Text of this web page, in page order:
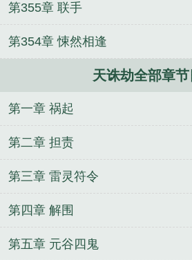
第355章 联手
第354章 悚然相逢
天诛劫全部章
第一章 祸起
第二章 担责
第三章 雷灵符令
第四章 解围
第五章 元谷四鬼